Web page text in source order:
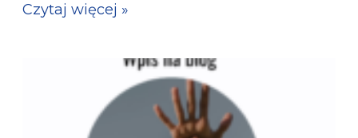
Czytaj więcej »